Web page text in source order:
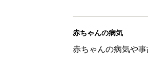
赤ちゃんの病気
赤ちゃんの病気や